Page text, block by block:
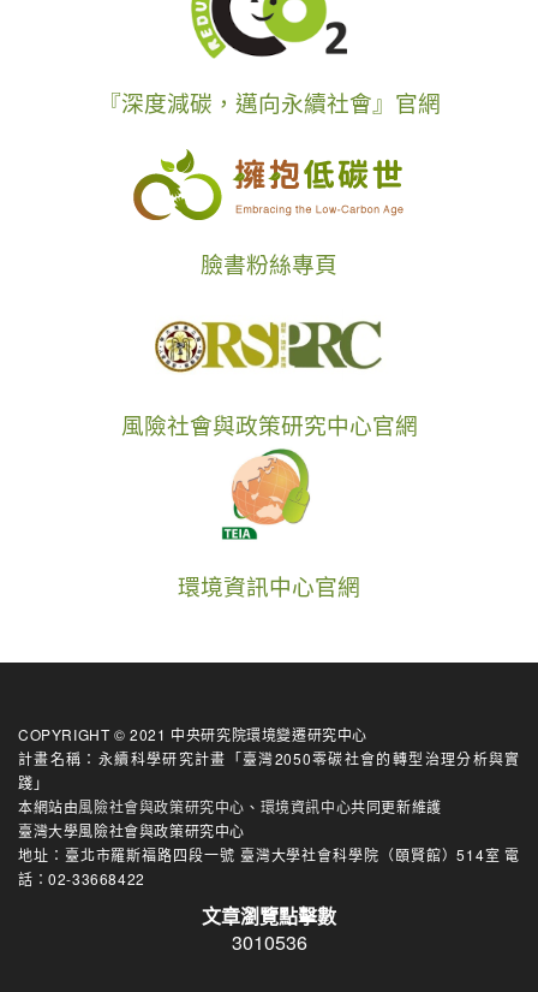
『深度減碳，邁向永續社會』官網
臉書粉絲專頁
風險社會與政策研究中心官網
環境資訊中心官網
COPYRIGHT © 2021 中央研究院環境變遷研究中心
計畫名稱：永續科學研究計畫「臺灣2050零碳社會的轉型治理分析與實
踐」
本網站由風險社會與政策研究中心 、 環境資訊中心共同更新維護
臺灣大學風險社會與政策研究中心
地址：臺北市羅斯福路四段一號 臺灣大學社會科學院（頤賢館）514室 電
話：02-33668422
文章瀏覽點擊數
3010536